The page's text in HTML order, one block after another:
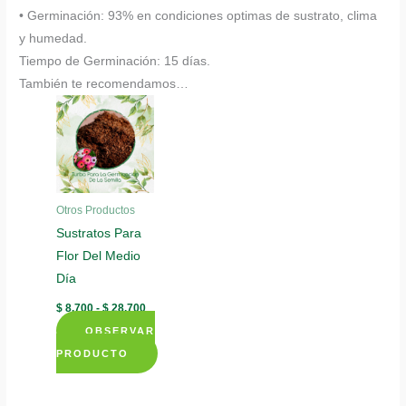
• Germinación: 93% en condiciones optimas de sustrato, clima
y humedad.
Tiempo de Germinación: 15 días.
También te recomendamos…
Otros Productos
Sustratos Para
Flor Del Medio
Día
$ 8.700 - $28.700
precios:
desde
$ 8.700
hasta
OBSERVAR
PRODUCTO
Este